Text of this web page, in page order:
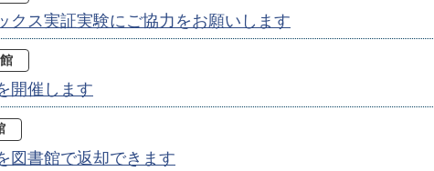
クス実証実験にご協力をお願いします
開催します
図書館で返却できます